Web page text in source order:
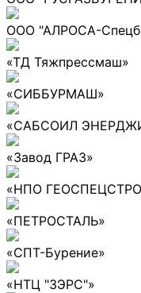
ООО "АЛРОСА-
«ТД Тяжпрессмаш»
«СИББУРМАШ»
«САБСОИЛ
«Завод ГРАЗ»
«НПО
«ПЕТРОСТАЛЬ»
«СПТ-Бурение»
«НТЦ "ЗЭРС"»